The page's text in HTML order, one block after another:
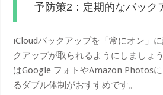
予防策2：定期的なバック
iCloudバックアップを「常にオン」
クアップが取られるようにしましょ
はGoogle フォトやAmazon Photos
るダブル体制がおすすめです。